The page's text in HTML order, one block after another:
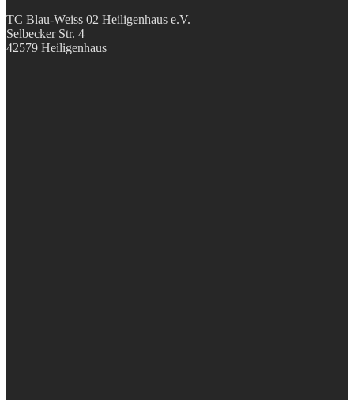
TC Blau-Weiss 02 Heiligenhaus e.V.
Selbecker Str. 4
42579 Heiligenhaus